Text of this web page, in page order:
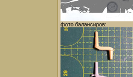
фото балансиров: